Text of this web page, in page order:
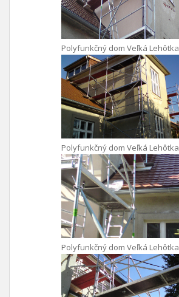
Polyfunkčný dom Veľká Lehôtka
Polyfunkčný dom Veľká Lehôtka
Polyfunkčný dom Veľká Lehôtka